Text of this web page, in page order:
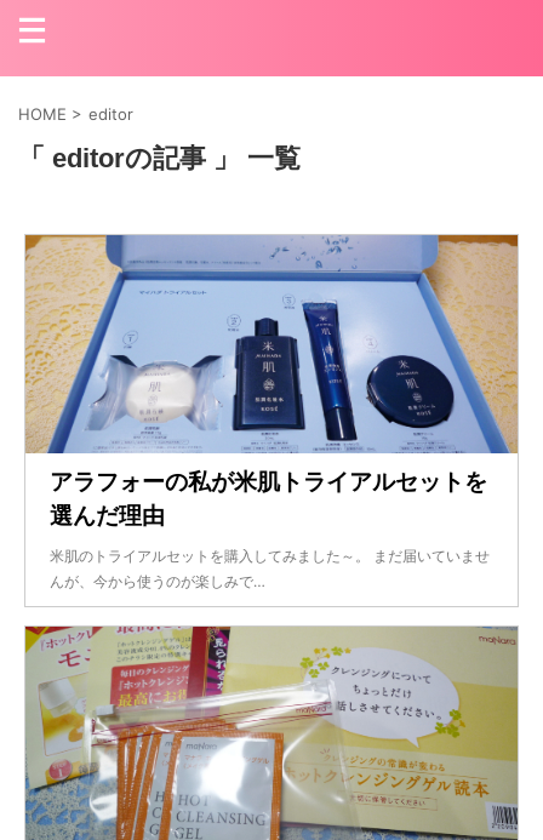
HOME > editor
「 editorの記事 」 一覧
アラフォーの私が米肌トライアルセットを
選んだ理由
米肌のトライアルセットを購入してみました～。 まだ届いていませ
んが、今から使うのが楽しみで…